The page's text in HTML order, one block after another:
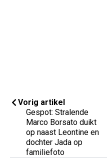
Vorig artikel
Gespot: Stralende
Marco Borsato duikt
op naast Leontine en
dochter Jada op
familiefoto